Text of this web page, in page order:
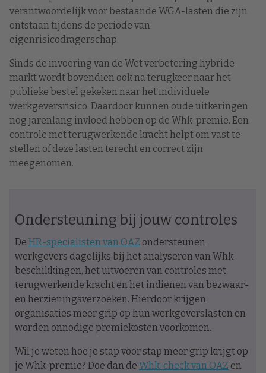
verantwoordelijk voor bestaande WGA-lasten die zijn
ontstaan tijdens de periode van
eigenrisicodragerschap.
Sinds de invoering van de Wet verbetering hybride
markt wordt bovendien ook na terugkeer naar het
publieke bestel gekeken naar het individuele
werkgeversrisico. Daardoor kunnen oude uitkeringen
nog jarenlang invloed hebben op de Whk-premie. Een
controle met terugwerkende kracht helpt om vast te
stellen of deze lasten terecht en correct zijn
meegenomen.
Ondersteuning bij jouw controles
De HR-specialisten van OAZ ondersteunen
werkgevers dagelijks bij het analyseren van Whk-
beschikkingen, het uitvoeren van controles met
terugwerkende kracht en het indienen van bezwaar-
en herzieningsverzoeken. Hierdoor krijgen
organisaties meer grip op hun werkgeverslasten en
worden onnodige premiekosten voorkomen.
Wil je weten hoe je stap voor stap meer grip krijgt op
je Whk-premie? Doe dan de Whk-check van OAZ en